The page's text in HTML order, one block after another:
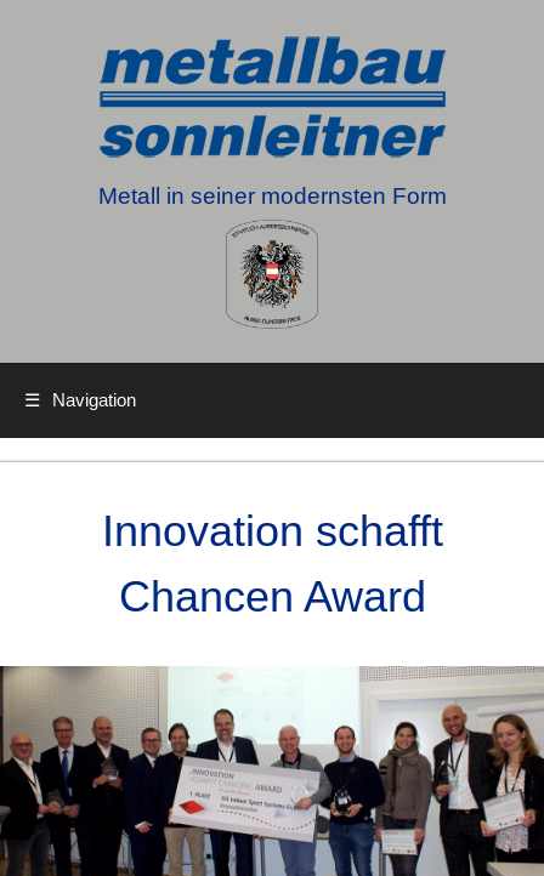
Metall in seiner modernsten Form
☰ Navigation
Innovation schafft
Chancen Award